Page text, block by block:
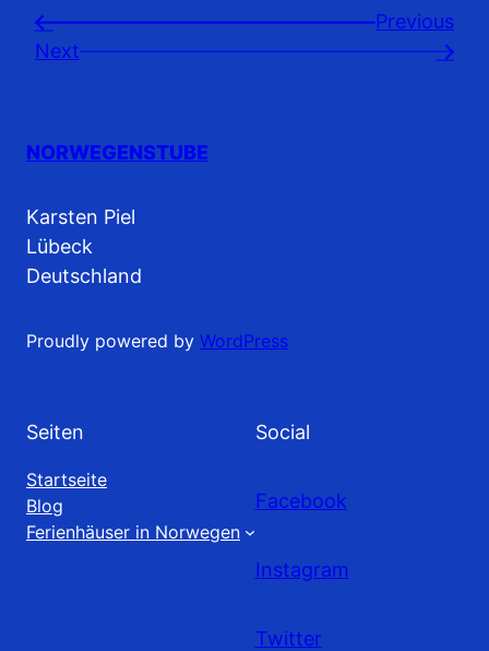
←
Previousㅤ
Next
→
NORWEGENSTUBE
Karsten Piel
Lübeck
Deutschland
Proudly powered by WordPress
Seiten
Startseite
Blog
Ferienhäuser in Norwegen
Social
Facebook
Instagram
Twitter